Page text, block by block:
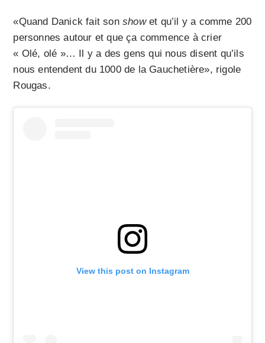
«Quand Danick fait sonshowet qu’il y a comme 200
personnes autour et que ça commence à crier
« Olé, olé »… Il y a des gens qui nous disent qu’ils
nous entendent du 1000 de la Gauchetière», rigole
Rougas.
View this post on Instagram